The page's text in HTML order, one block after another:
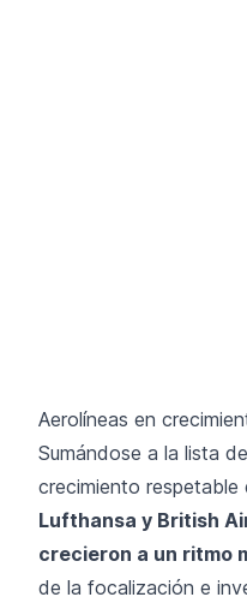
Aerolíneas en
Sumándose a la lista
crecimiento respetable
Lufthansa y British
crecieron a un ritmo
de la focalización e